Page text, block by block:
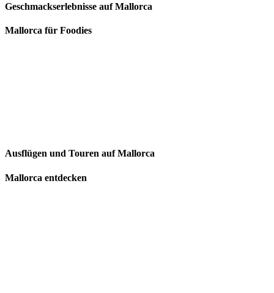
Geschmackserlebnisse auf Mallorca
Mallorca für Foodies
Ausflügen und Touren auf Mallorca
Mallorca entdecken